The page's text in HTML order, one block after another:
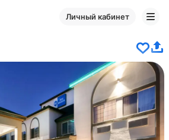
Личный кабинет